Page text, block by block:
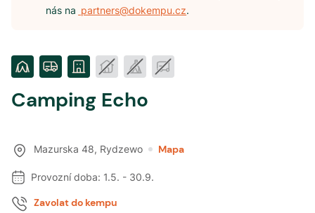
nás na partners@dokempu.cz.
Camping Echo
Mazurska 48, Rydzewo Mapa
Provozní doba: 1.5. - 30.9.
Zavolat do kempu